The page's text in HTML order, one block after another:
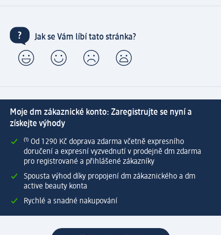
Jak se Vám líbí tato stránka?
Moje dm zákaznické konto: Zaregistrujte se nyní a
získejte výhody
⁽¹⁾ Od 1 290 Kč doprava zdarma včetně expresního
doručení a expresní vyzvednutí v prodejně dm zdarma
pro registrované a přihlášené zákazníky
Spousta výhod díky propojení dm zákaznického a dm
active beauty konta
Rychlé a snadné nakupování